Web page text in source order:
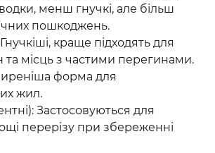
менш гнучкі, але більш
пошкоджень.
краще підходять для
та місць з частими перегинами.
форма для
жил.
Застосовуються для
перерізу при збереженні